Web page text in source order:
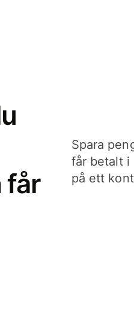
får
Spara
får betalt i
på ett